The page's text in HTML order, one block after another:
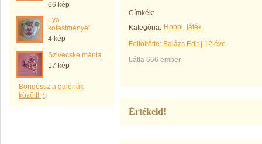
66 kép
Lya
kőfestményei
4 kép
Szivecske mánia
17 kép
Böngéssz a galériák
között!
Címkék:
Kategória: Hobbi, játék
Feltöltötte: Balázs Edit| 12 éve
Látta 666 ember.
Értékeld!